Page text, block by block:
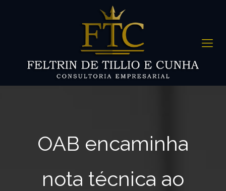
OAB encaminha
nota técnica ao